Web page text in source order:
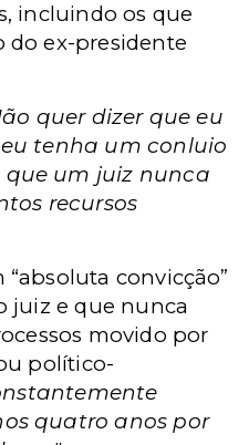
incluindo os que
do ex-presidente
quer dizer que eu
tenha um conluio
um juiz nunca
recursos
convicção”
juiz e que nunca
movido por
político-
quatro anos por